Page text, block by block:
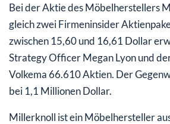
Bei der Aktie des Möbelherstellers
gleich zwei Firmeninsider
zwischen 15,60 und 16,61 Dollar
Strategy Officer Megan Lyon und
Volkema 66.610 Aktien. Der
bei 1,1 Millionen Dollar.
Millerknoll ist ein Möbelhersteller